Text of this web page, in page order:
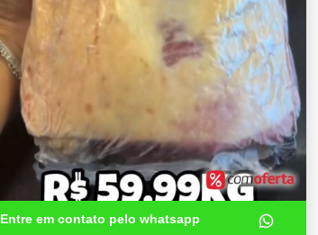
Entre em contato pelo whatsapp